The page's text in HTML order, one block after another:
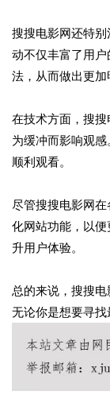
搜搜电影网还特
动不仅丰富了用
法，从而做出更加
在技术方面，搜
为缓冲而影响观
顺利观看。
尽管搜搜电影网
化网站功能，以
升用户体验。
总的来说，搜搜
无论你是想要寻